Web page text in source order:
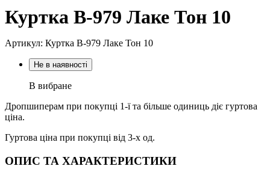
Куртка В-979 Лаке Тон 10
Артикул: Куртка В-979 Лаке Тон 10
Не в наявності
В вибране
Дропшиперам при покупці 1-ї та більше одиниць діє гуртова
ціна.
Гуртова ціна при покупці від 3-х од.
ОПИС ТА ХАРАКТЕРИСТИКИ